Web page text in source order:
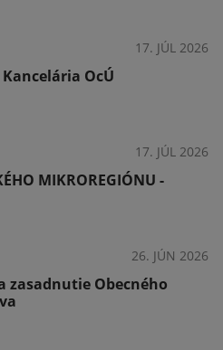
17. JÚL 2026
OcÚ
17. JÚL 2026
MIKROREGIÓNU -
26. JÚN 2026
zasadnutie Obecného